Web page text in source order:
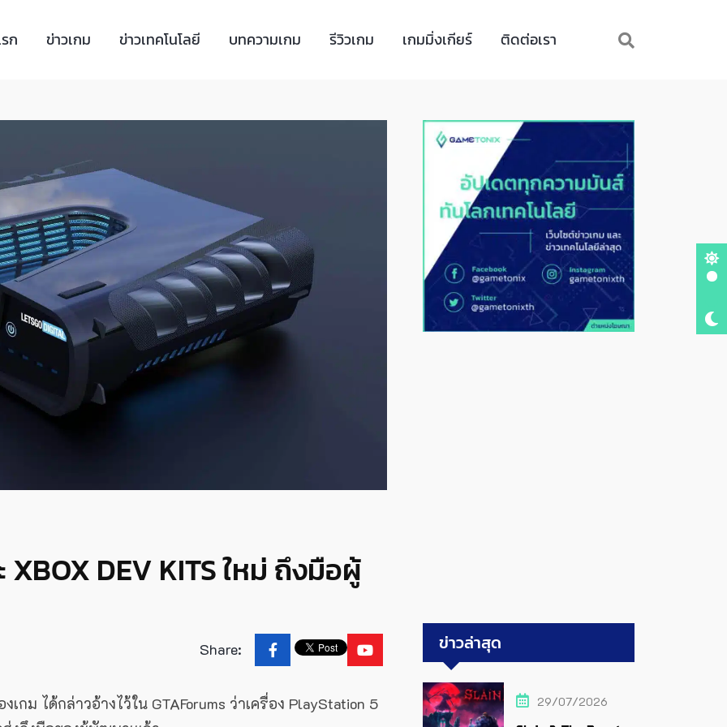
ก ข่าวเกม ข่าวเทคโนโลยี บทความเกม รีวิวเกม เกมมิ่งเกียร์ ติดต่อเรา
XBOX DEV KITS ใหม่ ถึงมือผู้
Share:
กม ได้กล่าวอ้างไว้ใน GTAForums ว่าเครื่อง PlayStation 5
ข่าวล่าสุด
29/07/2026